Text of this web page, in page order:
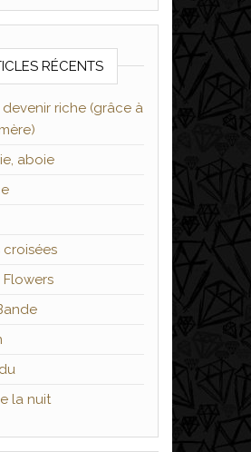
RÉCENTS
riche (grâce à
aboie
la nuit